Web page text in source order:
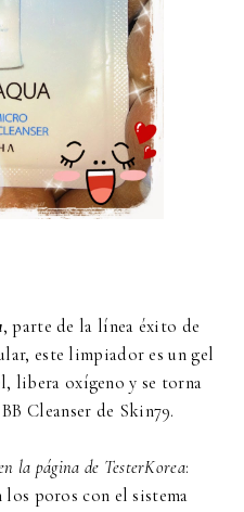
, parte de la línea éxito de
este limpiador es un gel
libera oxígeno y se torna
Cleanser de Skin79.
la página de TesterKorea:
poros con el sistema